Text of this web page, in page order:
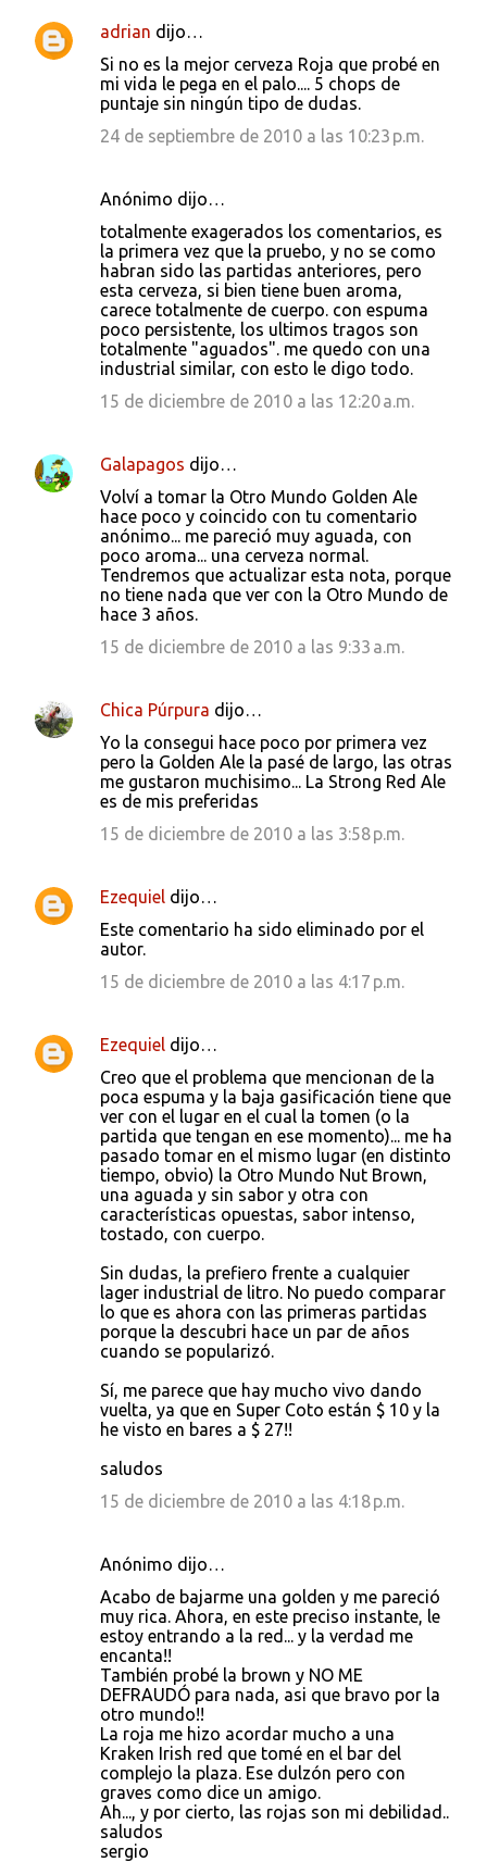
adrian dijo…
Si no es la mejor cerveza Roja que probé en
mi vida le pega en el palo.... 5 chops de
puntaje sin ningún tipo de dudas.
24 de septiembre de 2010 a las 10:23 p.m.
Anónimo dijo…
totalmente exagerados los comentarios, es
la primera vez que la pruebo, y no se como
habran sido las partidas anteriores, pero
esta cerveza, si bien tiene buen aroma,
carece totalmente de cuerpo. con espuma
poco persistente, los ultimos tragos son
totalmente "aguados". me quedo con una
industrial similar, con esto le digo todo.
15 de diciembre de 2010 a las 12:20 a.m.
Galapagos dijo…
Volví a tomar la Otro Mundo Golden Ale
hace poco y coincido con tu comentario
anónimo... me pareció muy aguada, con
poco aroma... una cerveza normal.
Tendremos que actualizar esta nota, porque
no tiene nada que ver con la Otro Mundo de
hace 3 años.
15 de diciembre de 2010 a las 9:33 a.m.
Chica Púrpura dijo…
Yo la consegui hace poco por primera vez
pero la Golden Ale la pasé de largo, las otras
me gustaron muchisimo... La Strong Red Ale
es de mis preferidas
15 de diciembre de 2010 a las 3:58 p.m.
Ezequiel dijo…
Este comentario ha sido eliminado por el
autor.
15 de diciembre de 2010 a las 4:17 p.m.
Ezequiel dijo…
Creo que el problema que mencionan de la
poca espuma y la baja gasificación tiene que
ver con el lugar en el cual la tomen (o la
partida que tengan en ese momento)... me ha
pasado tomar en el mismo lugar (en distinto
tiempo, obvio) la Otro Mundo Nut Brown,
una aguada y sin sabor y otra con
características opuestas, sabor intenso,
tostado, con cuerpo.
Sin dudas, la prefiero frente a cualquier
lager industrial de litro. No puedo comparar
lo que es ahora con las primeras partidas
porque la descubri hace un par de años
cuando se popularizó.
Sí, me parece que hay mucho vivo dando
vuelta, ya que en Super Coto están $ 10 y la
he visto en bares a $ 27!!
saludos
15 de diciembre de 2010 a las 4:18 p.m.
Anónimo dijo…
Acabo de bajarme una golden y me pareció
muy rica. Ahora, en este preciso instante, le
estoy entrando a la red... y la verdad me
encanta!!
También probé la brown y NO ME
DEFRAUDÓ para nada, asi que bravo por la
otro mundo!!
La roja me hizo acordar mucho a una
Kraken Irish red que tomé en el bar del
complejo la plaza. Ese dulzón pero con
graves como dice un amigo.
Ah..., y por cierto, las rojas son mi debilidad..
saludos
sergio